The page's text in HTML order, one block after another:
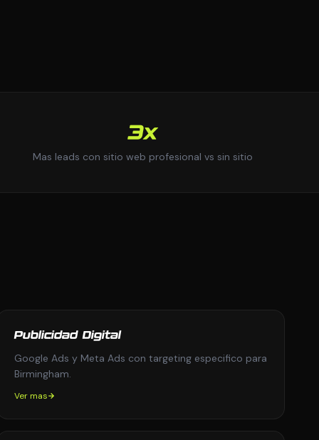
3x
Mas leads con sitio web profesional vs sin sitio
Publicidad Digital
Google Ads y Meta Ads con targeting especifico para
Birmingham.
Ver mas